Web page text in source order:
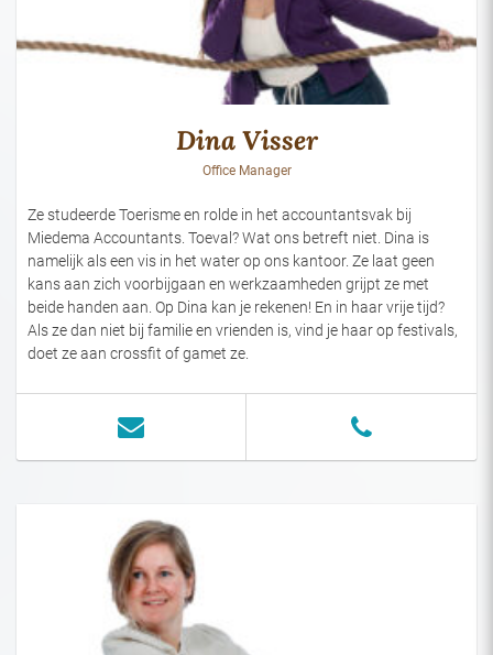
Dina Visser
Office Manager
Ze studeerde Toerisme en rolde in het accountantsvak bij
Miedema Accountants. Toeval? Wat ons betreft niet. Dina is
namelijk als een vis in het water op ons kantoor. Ze laat geen
kans aan zich voorbijgaan en werkzaamheden grijpt ze met
beide handen aan. Op Dina kan je rekenen! En in haar vrije tijd?
Als ze dan niet bij familie en vrienden is, vind je haar op festivals,
doet ze aan crossfit of gamet ze.